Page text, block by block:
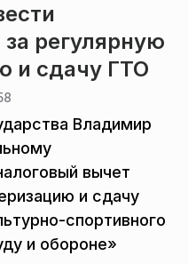
регулярную
и сдачу ГТО
Владимир
вычет
и сдачу
спортивного
и обороне»